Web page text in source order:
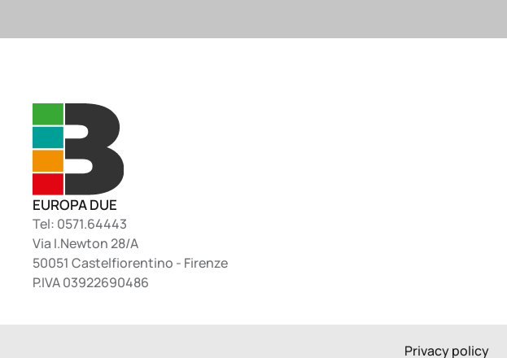
EUROPA DUE
Tel: 0571.64443
Via I.Newton 28/A
50051 Castelfiorentino - Firenze
P.IVA 03922690486
Privacy policy